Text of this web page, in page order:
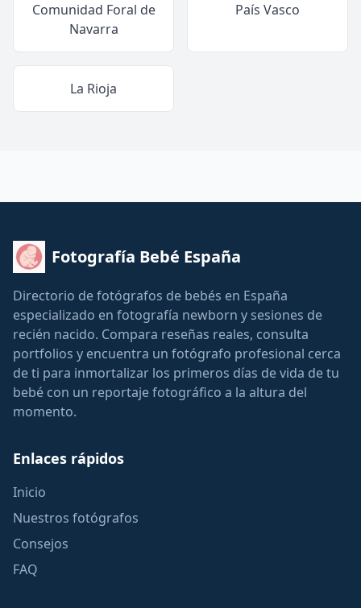
Comunidad Foral de
Navarra
País Vasco
La Rioja
Fotografía Bebé España
Directorio de fotógrafos de bebés en España
especializado en fotografía newborn y sesiones de
recién nacido. Compara reseñas reales, consulta
portfolios y encuentra un fotógrafo profesional cerca
de ti para inmortalizar los primeros días de vida de tu
bebé con un reportaje fotográfico a la altura del
momento.
Enlaces rápidos
Inicio
Nuestros fotógrafos
Consejos
FAQ